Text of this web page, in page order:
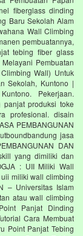
fiberglass dinding
Baru Sekolah Alam
Wall Climbing
pembuatannya,
tebing fiber glass
Pembuatan
Wall) Untuk
Sekolah, Kuntono |
Pekerjaan.
panjat produksi toke
profesional. disain
PEMBANGUNAN
jasa
DAN
yang dimiliki dan
: UII Miliki Wall
miliki wall climbing
– Universitas Islam
atau wall climbing
Panjat Dinding
Cara Membuat
Point Panjat Tebing